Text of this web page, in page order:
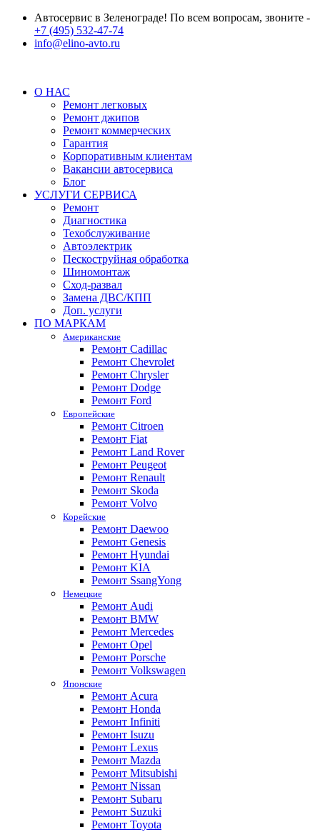
Автосервис в Зеленограде! По всем вопросам, звоните -
+7 (495) 532-47-74
info@elino-avto.ru
О НАС
Ремонт легковых
Ремонт джипов
Ремонт коммерческих
Гарантия
Корпоративным клиентам
Вакансии автосервиса
Блог
УСЛУГИ СЕРВИСА
Ремонт
Диагностика
Техобслуживание
Автоэлектрик
Пескоструйная обработка
Шиномонтаж
Сход-развал
Замена ДВС/КПП
Доп. услуги
ПО МАРКАМ
Американские
Ремонт Cadillac
Ремонт Chevrolet
Ремонт Chrysler
Ремонт Dodge
Ремонт Ford
Европейские
Ремонт Citroen
Ремонт Fiat
Ремонт Land Rover
Ремонт Peugeot
Ремонт Renault
Ремонт Skoda
Ремонт Volvo
Корейские
Ремонт Daewoo
Ремонт Genesis
Ремонт Hyundai
Ремонт KIA
Ремонт SsangYong
Немецкие
Ремонт Audi
Ремонт BMW
Ремонт Mercedes
Ремонт Opel
Ремонт Porsche
Ремонт Volkswagen
Японские
Ремонт Acura
Ремонт Honda
Ремонт Infiniti
Ремонт Isuzu
Ремонт Lexus
Ремонт Mazda
Ремонт Mitsubishi
Ремонт Nissan
Ремонт Subaru
Ремонт Suzuki
Ремонт Toyota